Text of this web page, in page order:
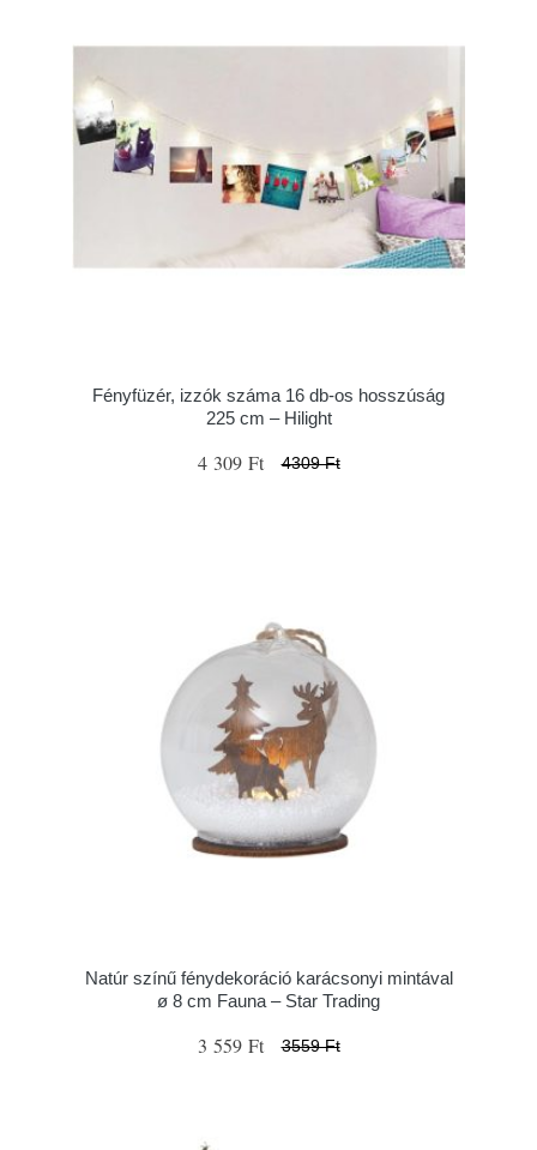
Fényfüzér, izzók száma 16 db-os hosszúság
225 cm – Hilight
4 309 Ft 4309 Ft
Natúr színű fénydekoráció karácsonyi mintával
ø 8 cm Fauna – Star Trading
3 559 Ft 3559 Ft